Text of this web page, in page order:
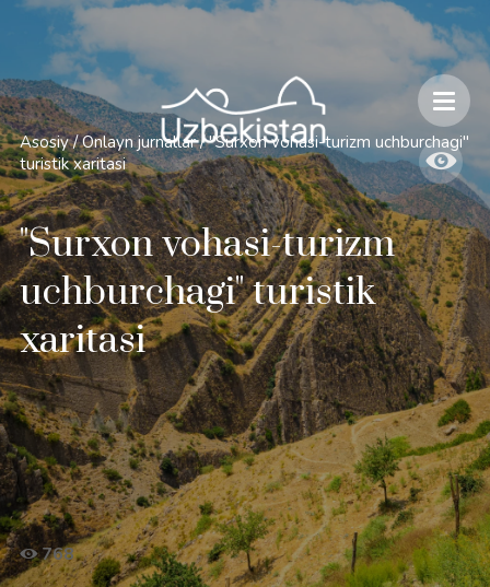
Xavfsizlik va O'zbekiston bo'ylab sayohatlarning o'ziga xos jihatlari
Asosiy / Onlayn jurnallar / "Surxon vohasi-turizm uchburchagi"
turistik xaritasi
"Surxon vohasi-turizm
uchburchagi" turistik
xaritasi
768